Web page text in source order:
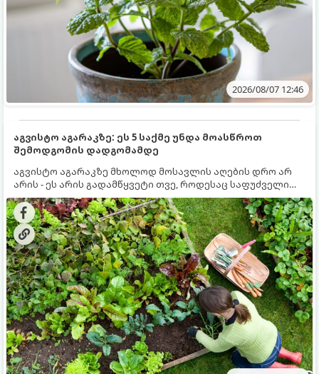
2026/08/07 12:46
აგვისტო აგარაკზე: ეს 5 საქმე უნდა მოასწროთ
შემოდგომის დადგომამდე
აგვისტო აგარაკზე მხოლოდ მოსავლის აღების დრო არ
არის - ეს არის გადამწყვეტი თვე, როდესაც საფუძველი
ეყრება მომავალი წლის მოსავალს და ბაღი მზადდება
შემოდგომა-ზამთრის სეზონისთვის. იმისათვის, რომ
ნიადაგმა ენერგია აღიდგინოს, ხოლო მცენარეებმა
ზამთარს გაუძლონ, აგვისტოს ბოლომდე 5
მნიშვნელოვანი საქმის გაკეთება უნდა მოასწროთ: